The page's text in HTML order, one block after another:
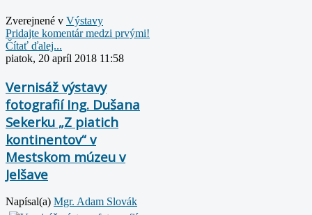
Zverejnené v Výstavy
Pridajte komentár medzi prvými!
Čítať ďalej...
piatok, 20 apríl 2018 11:58
Vernisáž výstavy
fotografií Ing. Dušana
Sekerku „Z piatich
kontinentov“ v
Mestskom múzeu v
Jelšave
Napísal(a) Mgr. Adam Slovák